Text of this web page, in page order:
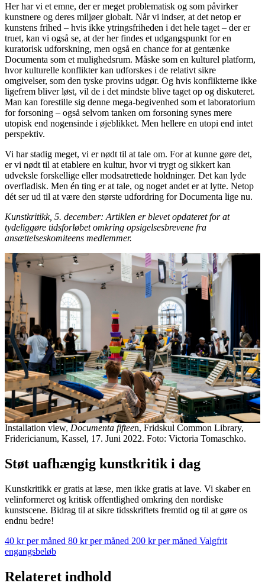
Her har vi et emne, der er meget problematisk og som påvirker
kunstnere og deres miljøer globalt. Når vi indser, at det netop er
kunstens frihed – hvis ikke ytringsfriheden i det hele taget – der er
truet, kan vi også se, at der her findes et udgangspunkt for en
kuratorisk udforskning, men også en chance for at gentænke
Documenta som et mulighedsrum. Måske som en kulturel platform,
hvor kulturelle konflikter kan udforskes i de relativt sikre
omgivelser, som den tyske provins udgør. Og hvis konflikterne ikke
ligefrem bliver løst, vil de i det mindste blive taget op og diskuteret.
Man kan forestille sig denne mega-begivenhed som et laboratorium
for forsoning – også selvom tanken om forsoning synes mere
utopisk end nogensinde i øjeblikket. Men hellere en utopi end intet
perspektiv.
Vi har stadig meget, vi er nødt til at tale om. For at kunne gøre det,
er vi nødt til at etablere en kultur, hvor vi trygt og sikkert kan
udveksle forskellige eller modsatrettede holdninger. Det kan lyde
overfladisk. Men én ting er at tale, og noget andet er at lytte. Netop
dét ser ud til at være den største udfordring for Documenta lige nu.
Kunstkritikk, 5. december: Artiklen er blevet opdateret for at
tydeliggøre tidsforløbet omkring opsigelsesbrevene fra
ansættelseskomiteens medlemmer.
Installation view, Documenta fifteen, Fridskul Common Library,
Fridericianum, Kassel, 17. Juni 2022. Foto: Victoria Tomaschko.
Støt uafhængig kunstkritik i dag
Kunstkritikk er gratis at læse, men ikke gratis at lave. Vi skaber en
velinformeret og kritisk offentlighed omkring den nordiske
kunstscene. Bidrag til at sikre tidsskriftets fremtid og til at gøre os
endnu bedre!
40 kr per måned 80 kr per måned 200 kr per måned Valgfrit
engangsbeløb
Relateret indhold